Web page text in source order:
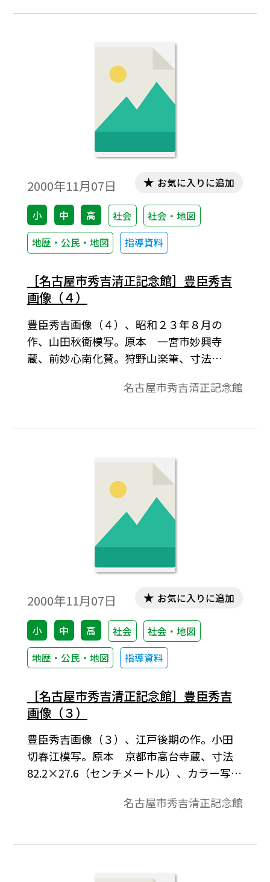
敵艦を攻撃した。名将李舜臣の創作といわ
の海戦で朝鮮水軍を勝利に導いた。『忠武
公全書』に亀船の図があり、これを根拠に
韓国の専門家に依頼し復元した。ご注意：
このPDFファイルのデータはセキュリティ
ーがかかっていて、編集・加工・印刷は禁
止になっています｡閲覧専用です。資料説明
る。写真は佐賀県立名護屋城博物館提供。
2000年11月07日
小 中 高 社会
社会・地図
地歴・公民・地図
指導資料
お気に入りに追加
［名古屋市秀吉清正記念館］豊臣秀吉
画像（４）
豊臣秀吉画像（４）、昭和２３年８月の
作、山田秋衛模写。原本 一宮市妙興寺
蔵、前妙心南化賛。狩野山楽筆、寸法
真、名古屋市秀吉清正記念館蔵。
名古屋市秀吉清正記念館
2000年11月07日
小 中 高 社会
社会・地図
地歴・公民・地図
指導資料
お気に入りに追加
［名古屋市秀吉清正記念館］豊臣秀吉
画像（３）
豊臣秀吉画像（３）、江戸後期の作。小田
切春江模写。原本 京都市高台寺蔵、寸法
82.2×27.6（センチメートル）、カラー写
名古屋市秀吉清正記念館